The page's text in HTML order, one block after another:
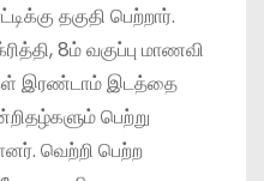
தகுதி பெற்றார்.
8ம் வகுப்பு மாணவி
இரண்டாம் இடத்தை
பெற்று
வெற்றி பெற்ற